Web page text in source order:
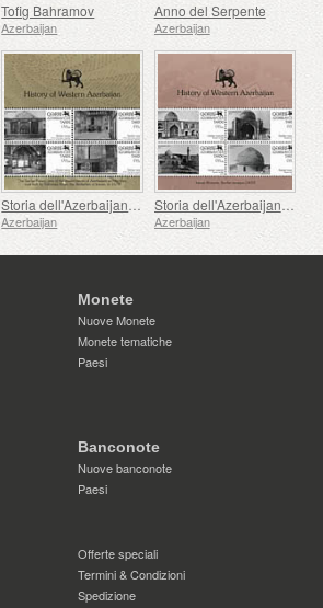
Tofig Bahramov
Azerbaijan
Anno del Serpente
Azerbaijan
Storia dell'Azerbaijan Occidentale - Palazzo Sardar
Azerbaijan
Storia dell'Azerbaijan Occidentale - Moschea Sardar
Azerbaijan
Monete
Nuove Monete
Monete tematiche
Paesi
Banconote
Nuove banconote
Paesi
Offerte speciali
Termini & Condizioni
Spedizione